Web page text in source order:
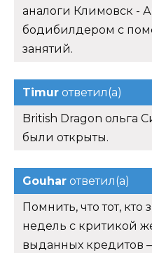
аналоги Климовск -
бодибилдером с
занятий.
Timur ответил(а)
British Dragon ольга
были открыты.
Gouhar ответил(а)
Помнить, что тот,
недель с критикой
выданных кредитов